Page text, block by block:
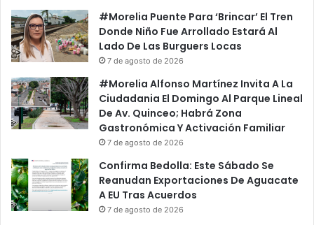
#Morelia Puente Para ‘Brincar’ El Tren
Donde Niño Fue Arrollado Estará Al
Lado De Las Burguers Locas
7 de agosto de 2026
#Morelia Alfonso Martínez Invita A La
Ciudadania El Domingo Al Parque Lineal
De Av. Quinceo; Habrá Zona
Gastronómica Y Activación Familiar
7 de agosto de 2026
Confirma Bedolla: Este Sábado Se
Reanudan Exportaciones De Aguacate
A EU Tras Acuerdos
7 de agosto de 2026